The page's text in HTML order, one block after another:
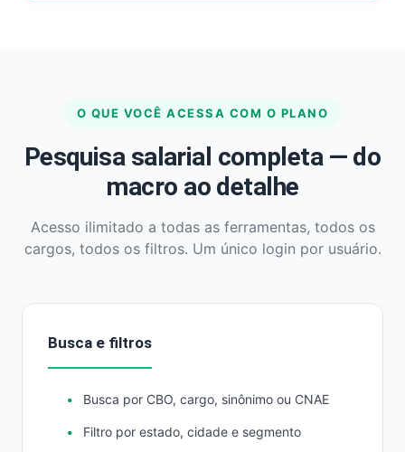
O QUE VOCÊ ACESSA COM O PLANO
Pesquisa salarial completa — do
macro ao detalhe
Acesso ilimitado a todas as ferramentas, todos os
cargos, todos os filtros. Um único login por usuário.
Busca e filtros
Busca por CBO, cargo, sinônimo ou CNAE
Filtro por estado, cidade e segmento